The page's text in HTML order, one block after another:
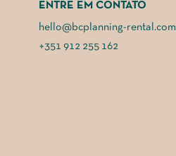
ENTRE EM CONTATO
hello@bcplanning-rental.com
+351 912 255 162